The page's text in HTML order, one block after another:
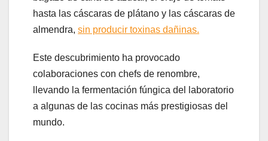
hasta las cáscaras de plátano y las cáscaras de
almendra, sin producir toxinas dañinas.
Este descubrimiento ha provocado
colaboraciones con chefs de renombre,
llevando la fermentación fúngica del laboratorio
a algunas de las cocinas más prestigiosas del
mundo.